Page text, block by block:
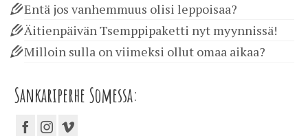
Entä jos vanhemmuus olisi leppoisaa?
Äitienpäivän Tsemppipaketti nyt myynnissä!
Milloin sulla on viimeksi ollut omaa aikaa?
Sankariperhe Somessa: